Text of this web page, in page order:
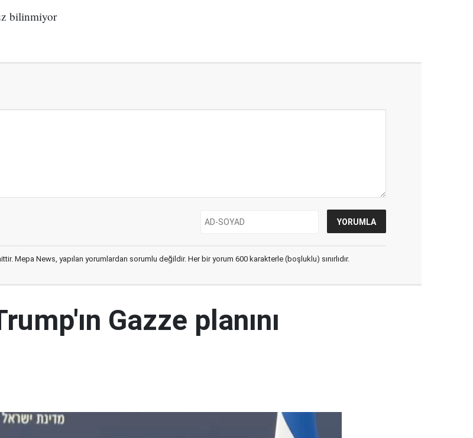
bilinmiyor
Mepa News, yapılan yorumlardan sorumlu değildir. Her bir yorum 600 karakterle (boşluklu) sınırlıdır.
Gazze planını